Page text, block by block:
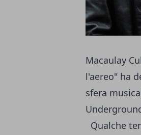
Macaulay
l'aereo" ha
sfera
Qualche